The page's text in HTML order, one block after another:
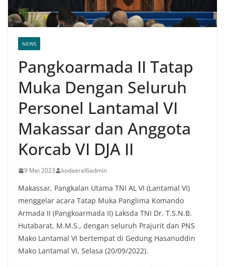
NEWS
Pangkoarmada II Tatap
Muka Dengan Seluruh
Personel Lantamal VI
Makassar dan Anggota
Korcab VI DJA II
9 Mei 2023 kodaeral6admin
Makassar, Pangkalan Utama TNI AL VI (Lantamal VI)
menggelar acara Tatap Muka Panglima Komando
Armada II (Pangkoarmada II) Laksda TNI Dr. T.S.N.B.
Hutabarat, M.M.S., dengan seluruh Prajurit dan PNS
Mako Lantamal VI bertempat di Gedung Hasanuddin
Mako Lantamal VI, Selasa (20/09/2022).